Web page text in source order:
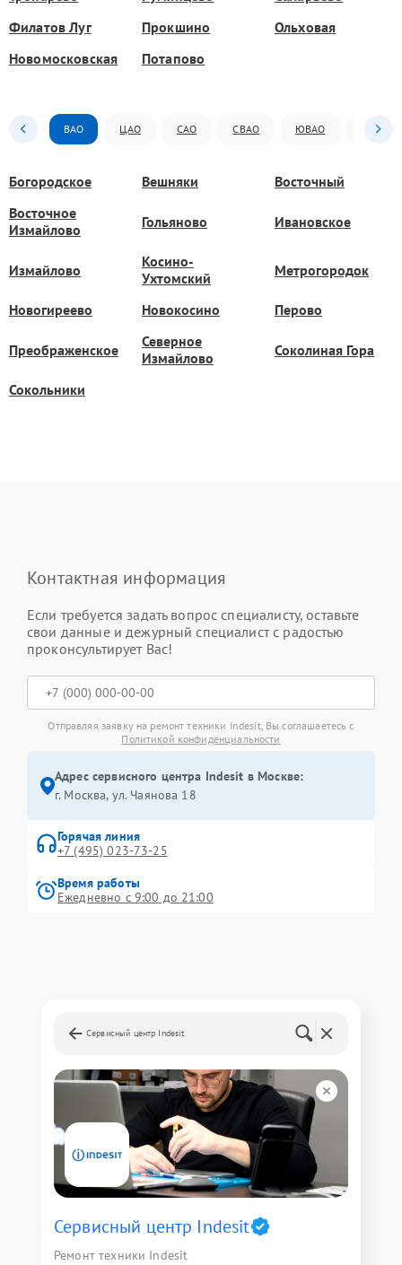
Филатов Луг
Прокшино
Ольховая
Новомосковская
Потапово
ВАО ЦАО САО СВАО ЮВАО ЮАО
Богородское Вешняки
Восточный
Восточное
Измайлово
Гольяново Ивановское
Измайлово
Косино-
Ухтомский
Метрогородок
Новогиреево Новокосино Перово
Преображенское
Северное
Измайлово
Соколиная Гора
Сокольники
Контактная информация
Если требуется задать вопрос специалисту, оставьте
свои данные и дежурный специалист с радостью
проконсультирует Вас!
Отправляя заявку на ремонт техники Indesit, Вы соглашаетесь с
Политикой конфиденциальности
Адрес сервисного центра Indesit в Москве:
г. Москва, ул. Чаянова 18
Горячая линия
+7 (495) 023-73-25
Время работы
Ежедневно с 9:00 до 21:00
Сервисный центр Indesit
Сервисный центр Indesit
Ремонт техники Indesit